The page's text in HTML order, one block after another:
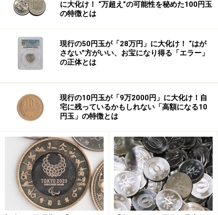
かりやすい表現でまとめたコーナーが紙面のあちこちに
散りばめられています。
例えばどんなものがあるのでしょう？それでは、2004年
2月の毎週日曜日の日経から、どんなコーナーに、どん
な記事が出ていたか
い。
1/4 次のページへ
に大化け！ “万超え”の可能性を秘めた100円玉
の特徴とは
現行の50円玉が「28万円」に大化け！ “はが
さない”方がいい、お宝になり得る「エラー」
の正体とは
現行の10円玉が「9万2000円」に大化け！自
宅に残っているかもしれない「高額になる10
円玉」の特徴とは